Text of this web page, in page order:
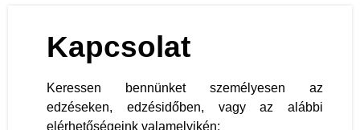
Kapcsolat
Keressen bennünket személyesen az
edzéseken, edzésidőben, vagy az alábbi
elérhetőségeink valamelyikén: